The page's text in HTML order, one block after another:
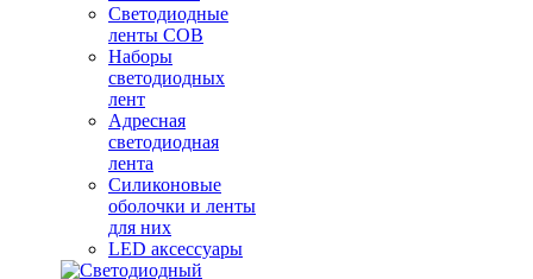
Светодиодные
ленты COB
Наборы
светодиодных
лент
Адресная
светодиодная
лента
Силиконовые
оболочки и ленты
для них
LED аксессуары